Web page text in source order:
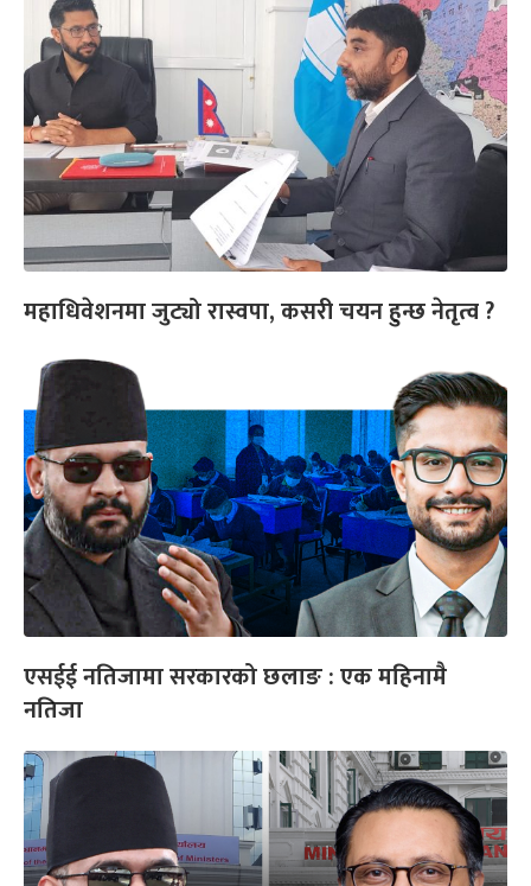
महाधिवेशनमा जुट्यो रास्वपा, कसरी चयन हुन्छ नेतृत्व ?
एसईई नतिजामा सरकारको छलाङ : एक महिनामै
नतिजा